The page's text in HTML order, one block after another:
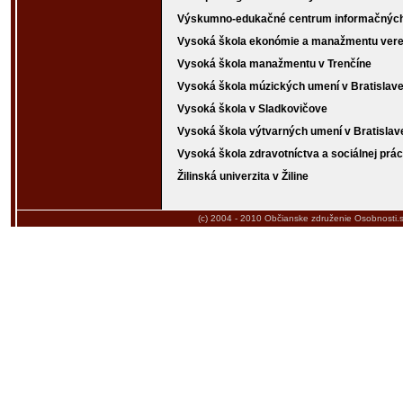
Výskumno-edukačné centrum
Vysoká škola ekonómie a manažmentu
Vysoká škola manažmentu v Trenčíne
Vysoká škola múzických umení v Bratislave
Vysoká škola v Sladkovičove
Vysoká škola výtvarných umení v
Vysoká škola zdravotníctva a sociálnej
Žilinská univerzita v Žiline
(c) 2004 - 2010 Občianske združenie